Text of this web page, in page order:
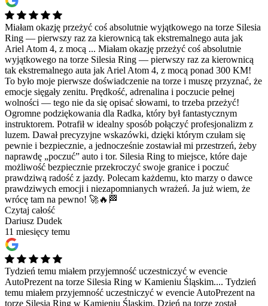
Miałam okazję przeżyć coś absolutnie wyjątkowego na torze Silesia
Ring — pierwszy raz za kierownicą tak ekstremalnego auta jak
Ariel Atom 4, z mocą ... Miałam okazję przeżyć coś absolutnie
wyjątkowego na torze Silesia Ring — pierwszy raz za kierownicą
tak ekstremalnego auta jak Ariel Atom 4, z mocą ponad 300 KM!
To było moje pierwsze doświadczenie na torze i muszę przyznać, że
emocje sięgały zenitu. Prędkość, adrenalina i poczucie pełnej
wolności — tego nie da się opisać słowami, to trzeba przeżyć!
Ogromne podziękowania dla Radka, który był fantastycznym
instruktorem. Potrafił w idealny sposób połączyć profesjonalizm z
luzem. Dawał precyzyjne wskazówki, dzięki którym czułam się
pewnie i bezpiecznie, a jednocześnie zostawiał mi przestrzeń, żeby
naprawdę „poczuć” auto i tor. Silesia Ring to miejsce, które daje
możliwość bezpiecznie przekroczyć swoje granice i poczuć
prawdziwą radość z jazdy. Polecam każdemu, kto marzy o dawce
prawdziwych emocji i niezapomnianych wrażeń. Ja już wiem, że
wrócę tam na pewno! 🚀🔥🏁
Czytaj całość
Dariusz Dudek
11 miesięcy temu
Tydzień temu miałem przyjemność uczestniczyć w evencie
AutoPrezent na torze Silesia Ring w Kamieniu Śląskim.... Tydzień
temu miałem przyjemność uczestniczyć w evencie AutoPrezent na
torze Silesia Ring w Kamieniu Śląskim. Dzień na torze został